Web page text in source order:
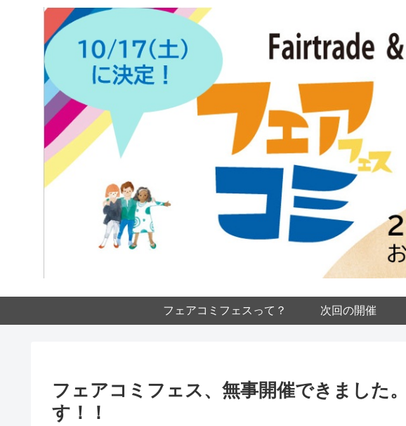
フェアコミフェスって？ 次回の開催
フェアコミフェス、無事開催できました
す！！